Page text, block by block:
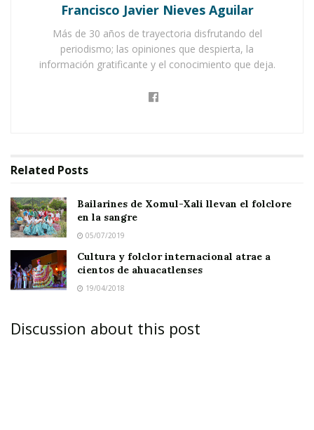
Cultura y folclor internacional atrae a cientos de
ahuacatlenses
Comentó que existe la posibilidad de que
embargo ya está contemplada la participación
Michoacán, dirigido por Octavio Torres.
Francisco Javier Nieves Aguilar
Más de 30 años de trayectoria disfrutando del
periodismo; las opiniones que despierta, la
información gratificante y el conocimiento que deja.
Related Posts
Bailarines de Xomul-Xali llevan el folclore
en la sangre
05/07/2019
Cultura y folclor internacional atrae a
cientos de ahuacatlenses
19/04/2018
Discussion about this post